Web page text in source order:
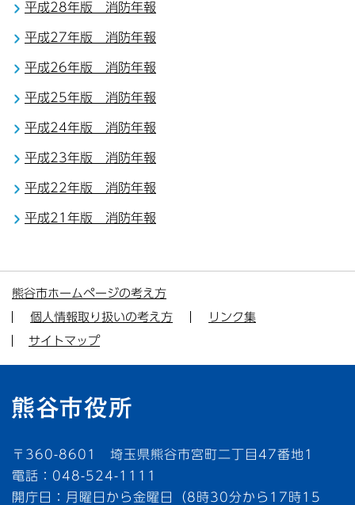
平成28年版 消防年報
平成27年版 消防年報
平成26年版 消防年報
平成25年版 消防年報
平成24年版 消防年報
平成23年版 消防年報
平成22年版 消防年報
平成21年版 消防年報
熊谷市ホームページの考え方
個人情報取り扱いの考え方
リンク集
サイトマップ
〒360-8601 埼玉県熊谷市宮町二丁目47番地1
電話：048-524-1111
開庁日：月曜日から金曜日（8時30分から17時15